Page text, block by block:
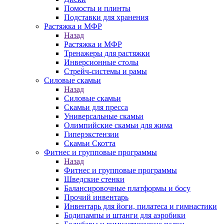
Помосты и плинты
Подставки для хранения
Растяжка и МФР
Назад
Растяжка и МФР
Тренажеры для растяжки
Инверсионные столы
Стрейч-системы и рамы
Силовые скамьи
Назад
Силовые скамьи
Скамьи для пресса
Универсальные скамьи
Олимпийские скамьи для жима
Гиперэкстензии
Скамьи Скотта
Фитнес и групповые программы
Назад
Фитнес и групповые программы
Шведские стенки
Балансировочные платформы и босу
Прочий инвентарь
Инвентарь для йоги, пилатеса и гимнастики
Бодипампы и штанги для аэробики